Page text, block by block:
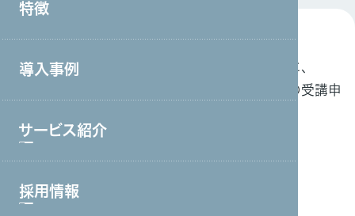
会社概要トップ
事業戦略・事業領域
会社情報・主要取引先
グループ会社
特徴
導入事例
サービス紹介
サービストップ
採用情報
2024年2月20日（火）配信の「ICT教育ニュース」に、
当社が手掛ける「キャリアアップ支援プログラム」の受講申
【ICT教育ニュース掲載記事はこちら】